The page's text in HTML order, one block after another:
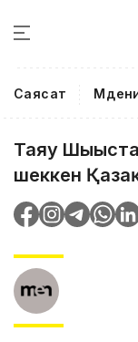
Саясат
Таяу
шеккен